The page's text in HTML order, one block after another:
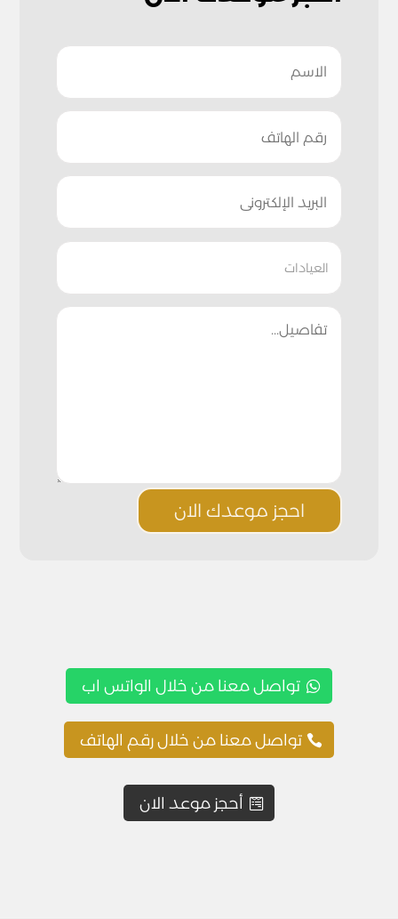
احجز موعدك الان
تواصل معنا من خلال الواتس اب
تواصل معنا من خلال رقم الهاتف
أحجز موعد الان